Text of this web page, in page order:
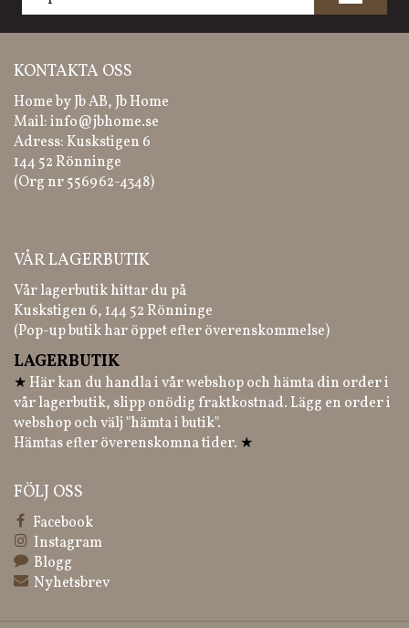
KONTAKTA OSS
Home by Jb AB, Jb Home
Mail:info@jbhome.se
Adress: Kuskstigen 6
144 52 Rönninge
(Org nr 556962-4348)
VÅR LAGERBUTIK
Vår lagerbutik hittar du på
Kuskstigen 6, 144 52 Rönninge
(Pop-up butik har öppet efter överenskommelse)
LAGERBUTIK
★ Här kan du handla i vår webshop och hämta din order i
vår lagerbutik, slipp onödig fraktkostnad. Lägg en order i
webshop och välj "hämta i butik".
Hämtas efter överenskomna tider. ★
FÖLJ OSS
Facebook
Instagram
Blogg
Nyhetsbrev